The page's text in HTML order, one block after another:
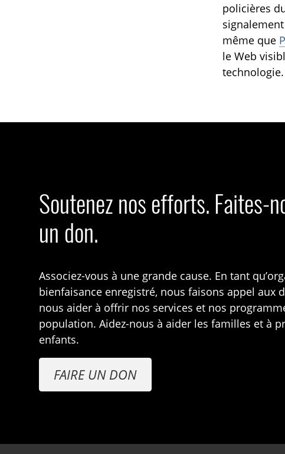
policières
même que
le Web
technologie.
Soutenez nos efforts. Faites-
un don.
Associez-vous à une grande cause. En tant
bienfaisance enregistré, nous faisons appel aux
nous aider à offrir nos services et nos
population. Aidez-nous à aider les familles et à
enfants.
FAIRE UN DON